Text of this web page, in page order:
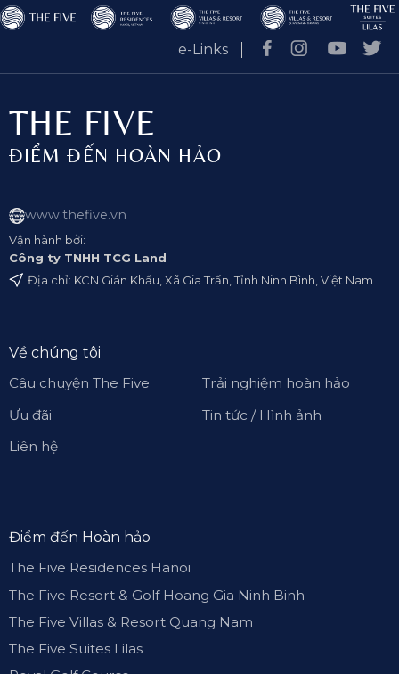
e-Links
THE FIVE
ĐIỂM ĐẾN HOÀN HẢO
www.thefive.vn
Vận hành bởi:
Công ty TNHH TCG Land
Địa chỉ: KCN Gián Khẩu, Xã Gia Trấn, Tỉnh Ninh Bình, Việt Nam
Về chúng tôi
Câu chuyện The Five
Trải nghiệm hoàn hảo
Ưu đãi
Tin tức / Hình ảnh
Liên hệ
Điểm đến Hoàn hảo
The Five Residences Hanoi
The Five Resort & Golf Hoang Gia Ninh Binh
The Five Villas & Resort Quang Nam
The Five Suites Lilas